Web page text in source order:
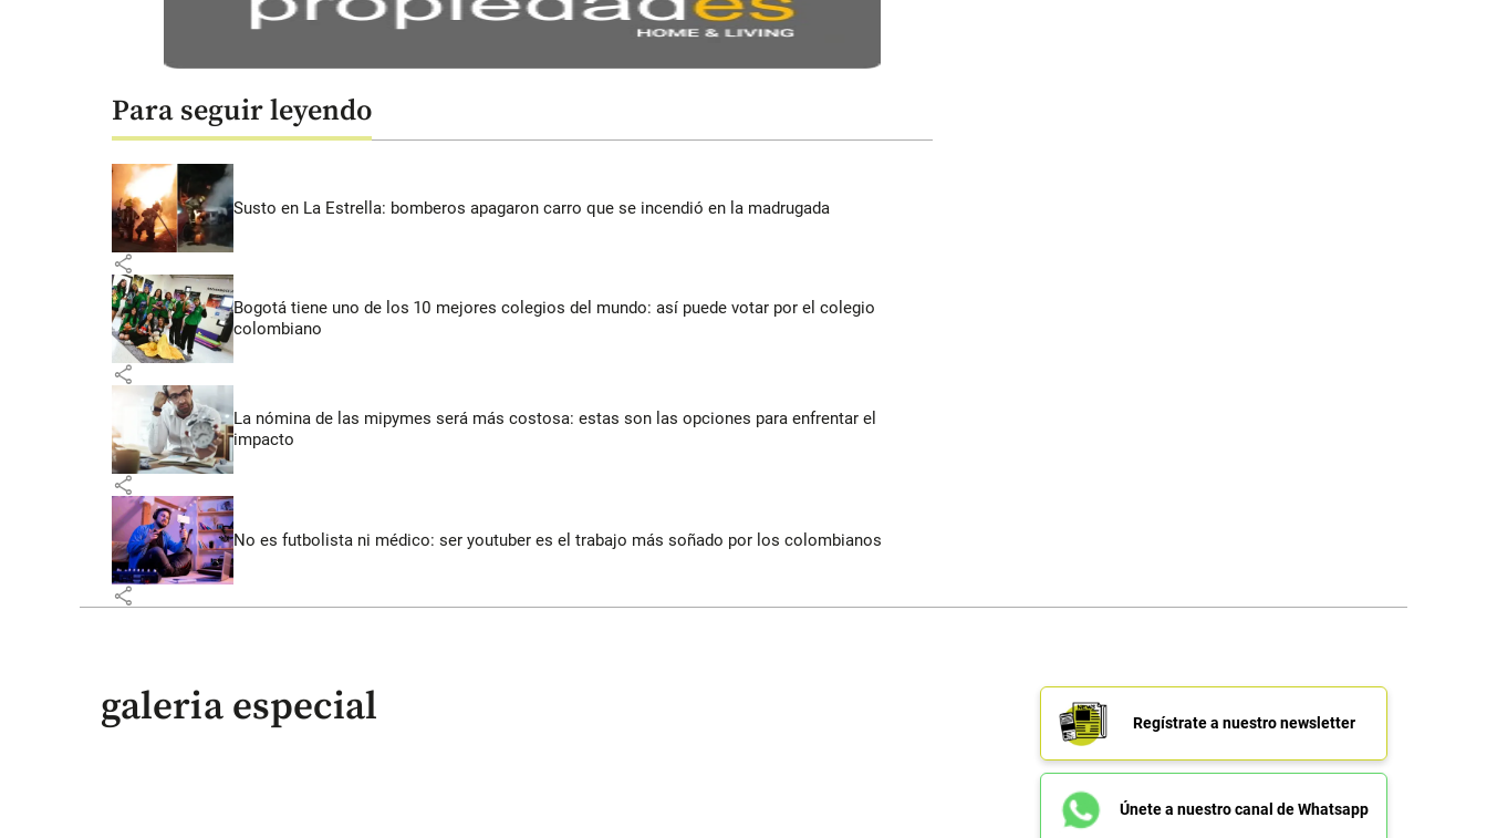
Para seguir leyendo
Susto en La Estrella: bomberos apagaron carro que se incendió en la madrugada
share
Bogotá tiene uno de los 10 mejores colegios del mundo: así puede votar por el colegio
colombiano
share
La nómina de las mipymes será más costosa: estas son las opciones para enfrentar el
impacto
share
No es futbolista ni médico: ser youtuber es el trabajo más soñado por los colombianos
share
galeria especial Regístrate a nuestro newsletter
Únete a nuestro canal de Whatsapp